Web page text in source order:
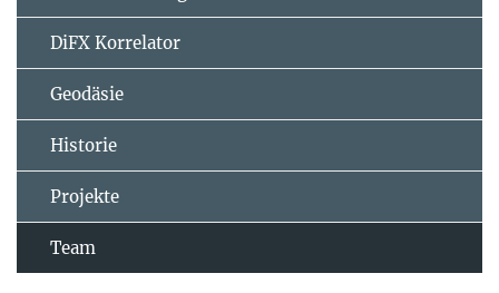
DiFX Korrelator
Geodäsie
Historie
Projekte
Team